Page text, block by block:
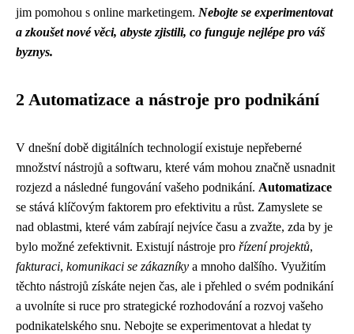
jim pomohou s online marketingem. Nebojte se experimentovat
a zkoušet nové věci, abyste zjistili, co funguje nejlépe pro váš
byznys.
2 Automatizace a nástroje pro podnikání
V dnešní době digitálních technologií existuje nepřeberné
množství nástrojů a softwaru, které vám mohou značně usnadnit
rozjezd a následné fungování vašeho podnikání. Automatizace
se stává klíčovým faktorem pro efektivitu a růst. Zamyslete se
nad oblastmi, které vám zabírají nejvíce času a zvažte, zda by je
bylo možné zefektivnit. Existují nástroje pro řízení projektů,
fakturaci, komunikaci se zákazníky a mnoho dalšího. Využitím
těchto nástrojů získáte nejen čas, ale i přehled o svém podnikání
a uvolníte si ruce pro strategické rozhodování a rozvoj vašeho
podnikatelského snu. Nebojte se experimentovat a hledat ty